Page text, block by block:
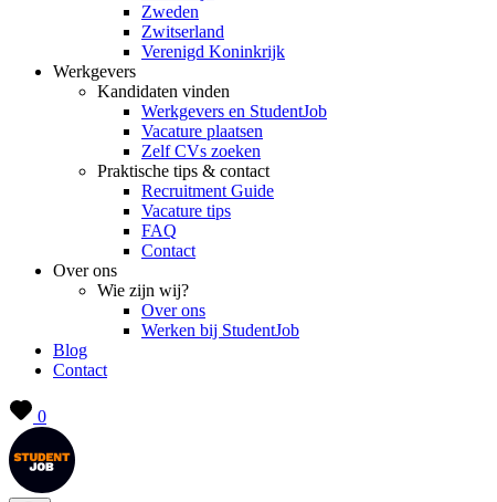
Zweden
Zwitserland
Verenigd Koninkrijk
Werkgevers
Kandidaten vinden
Werkgevers en StudentJob
Vacature plaatsen
Zelf CVs zoeken
Praktische tips & contact
Recruitment Guide
Vacature tips
FAQ
Contact
Over ons
Wie zijn wij?
Over ons
Werken bij StudentJob
Blog
Contact
0